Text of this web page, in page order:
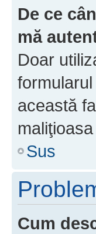
De ce
mă
Doar
această
Sus
Cum